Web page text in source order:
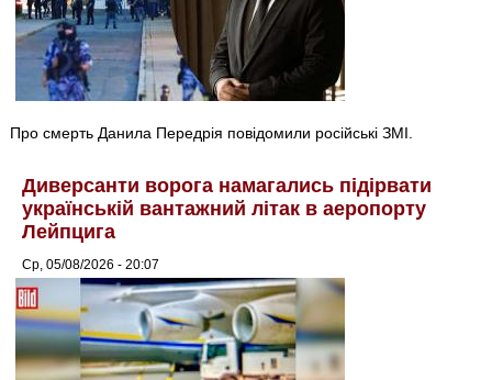
Про смерть Данила Передрія повідомили російські ЗМІ.
Диверсанти ворога намагались підірвати
українській вантажний літак в аеропорту
Лейпцига
Ср, 05/08/2026 - 20:07